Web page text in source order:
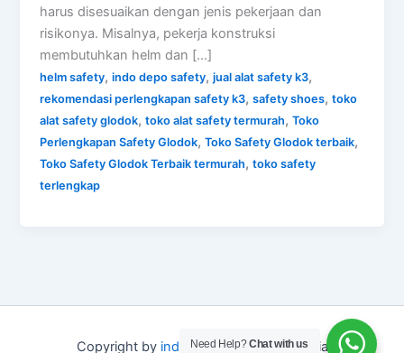
harus disesuaikan dengan jenis pekerjaan dan
risikonya. Misalnya, pekerja konstruksi
membutuhkan helm dan […]
helm safety,indo depo safety,jual alat safety k3,
rekomendasi perlengkapan safety k3,safety shoes,toko
alat safety glodok,toko alat safety termurah,Toko
Perlengkapan Safety Glodok,Toko Safety Glodok terbaik,
Toko Safety Glodok Terbaik termurah,toko safety
terlengkap
Copyright by indo depo safetyIndonesia
Need Help?Chat with us